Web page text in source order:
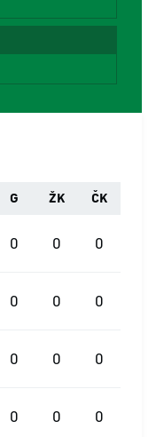
G ŽK ČK
0 0 0
0 0 0
0 0 0
0 0 0